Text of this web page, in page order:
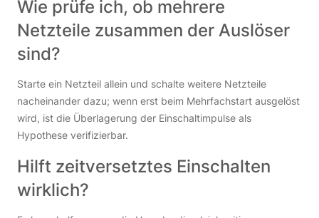
Wie prüfe ich, ob mehrere
Netzteile zusammen der Auslöser
sind?
Starte ein Netzteil allein und schalte weitere Netzteile
nacheinander dazu; wenn erst beim Mehrfachstart ausgelöst
wird, ist die Überlagerung der Einschaltimpulse als
Hypothese verifizierbar.
Hilft zeitversetztes Einschalten
wirklich?